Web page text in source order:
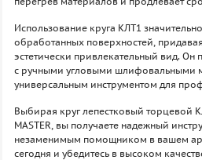
Использование круга КЛТ1
обработанных поверхностей,
эстетически привлекательный вид. Он
с ручными угловыми шлифовальными
универсальным инструментом для
Выбирая круг лепестковый торцевой
MASTER, вы получаете надежный
незаменимым помощником в вашем
сегодня и убедитесь в высоком